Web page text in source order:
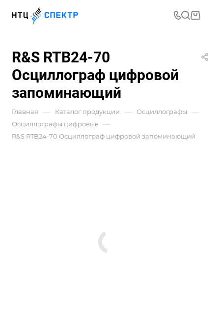
R&S RTB24-70
Осциллограф цифровой
запоминающий
Главная — Каталог продукции — Осциллографы —
Осциллографы цифровые —
R&S RTB24-70 Осциллограф цифровой запоминающий